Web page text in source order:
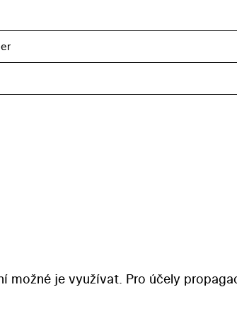
možné je využívat. Pro účely